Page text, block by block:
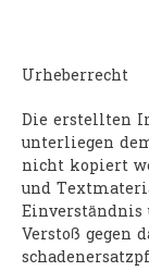
Urheberrecht
Die erstellten
unterliegen
nicht kopiert
und
Einverständnis
Verstoß gegen